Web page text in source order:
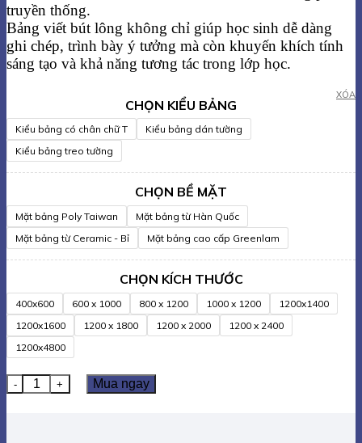
truyền thống.
Bảng viết bút lông không chỉ giúp học sinh dễ dàng
ghi chép, trình bày ý tưởng mà còn khuyến khích tính
sáng tạo và khả năng tương tác trong lớp học.
CHỌN KIỂU BẢNG
Kiểu bảng có chân chữ T
Kiểu bảng dán tường
Kiểu bảng treo tường
CHỌN BỀ MẶT
Mặt bảng Poly Taiwan
Mặt bảng từ Hàn Quốc
Mặt bảng từ Ceramic - Bỉ
Mặt bảng cao cấp Greenlam
CHỌN KÍCH THƯỚC
400x600 600 x 1000 800 x 1200 1000 x 1200
1200x1400
1200x1600
1200 x 1800 1200 x 2000
1200 x 2400
1200x4800
XÓA
BẢNG VIẾT BÚT LÔNG CHO HỌC SINH số lượng
Mua ngay